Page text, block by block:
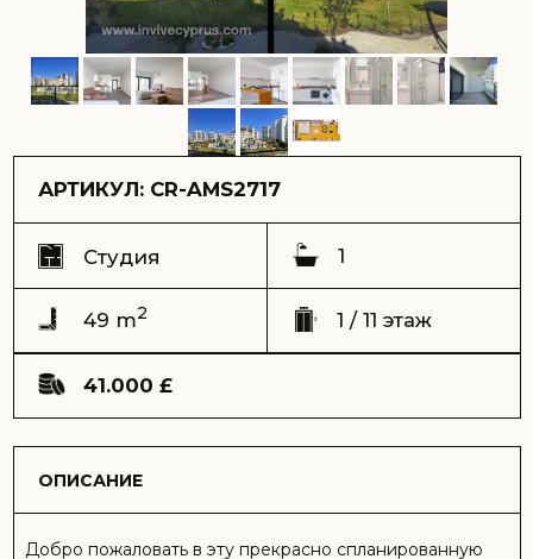
49 m2
Студия
1 / 11 этаж
1
Добро пожаловать в эту прекрасно спланированную
студию, расположенную в одном из самых
Искеле. Предлагая потрясающий вид на сверкающие
общие бассейны, эта частично меблированная
квартира представляет собой идеальное сочетание
Артикул: CR-AMS2717
Адрес:
Вид:на бассейны и комплекс
Общая площадь – 49 m2
Этаж – 1
Возможна оплата криптовалютой
ОПИСАНИЕ